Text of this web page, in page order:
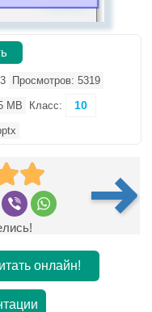
Просмотров: 5319
MB Класс: 10
онлайн!